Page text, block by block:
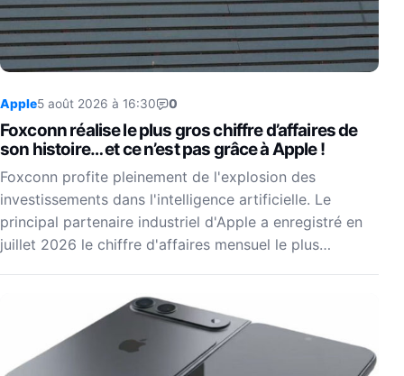
Apple5 août 2026 à 16:30 0
Foxconn réalise le plus gros chiffre d’affaires de
son histoire… et ce n’est pas grâce à Apple !
Foxconn profite pleinement de l'explosion des
investissements dans l'intelligence artificielle. Le
principal partenaire industriel d'Apple a enregistré en
juillet 2026 le chiffre d'affaires mensuel le plus…